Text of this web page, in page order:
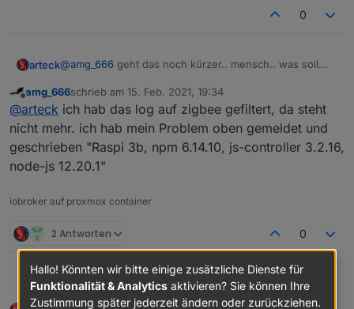
0
arteck@amg_666 geht das noch kürzer.. mensch.. was soll
dein ganzes Geldkonto aufgelistet würde...
vor allem Welches system pi oder nuc oder windows ?
Offline
amg_666schrieb am 15. Feb. 2021, 19:34
zuletzt editiert von
@arteck ich hab das log auf zigbee gefiltert, da steht
nicht mehr. ich hab mein Problem oben gemeldet und
geschrieben "Raspi 3b, npm 6.14.10, js-controller 3.2.16,
node-js 12.20.1"
iobroker auf proxmox container
2 Antworten 0
amg_666@arteckich hab das log auf zigbee gefiltert, da steht
nicht mehr. ich hab mein Problem oben gemeldet und
Hallo! Könnten wir bitte einige zusätzliche Dienste für
Funktionalität & Analytics aktivieren? Sie können Ihre
Zustimmung später jederzeit ändern oder zurückziehen.